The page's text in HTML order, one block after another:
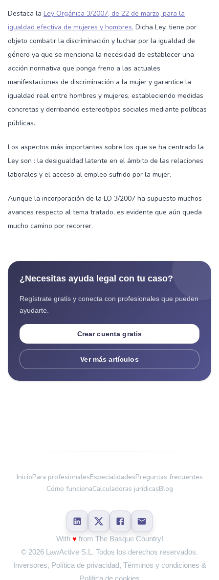
Destaca la Ley Orgánica 3/2007, de 22 de marzo, para la
igualdad efectiva de mujeres y hombres. Dicha Ley, tiene por
objeto combatir la discriminación y luchar por la igualdad de
género ya que se menciona la necesidad de establecer una
acción normativa que ponga freno a las actuales
manifestaciones de discriminación a la mujer y garantice la
igualdad real entre hombres y mujeres, estableciendo medidas
concretas y derribando estereotipos sociales mediante políticas
públicas.
Los aspectos más importantes sobre los que se ha centrado la
Ley son : la desigualdad latente en el ámbito de las relaciones
laborales y el acceso al empleo sufrido por la mujer.
Aunque la incorporación de la LO 3/2007 ha supuesto muchos
avances respecto al tema tratado, es evidente que aún queda
mucho camino por recorrer.
¿Necesitas ayuda legal con tu caso?
Regístrate gratis y conecta con profesionales que pueden
ayudarte.
Crear cuenta gratis
Ver más artículos
InicioPara profesionalesEspecialidadesPreguntas frecuentes
Cómo funcionaCalculadoras jurídicasBlog
With ♥ from The Basque Country!
© 2026 LawActive S.L. Todos los derechos reservados.
Inversores, Política de privacidad, Términos y condiciones &
Política de cookies